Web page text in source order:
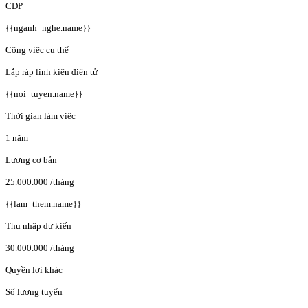
CDP
{{nganh_nghe.name}}
Công việc cụ thể
Lắp ráp linh kiện điện tử
{{noi_tuyen.name}}
Thời gian làm việc
1 năm
Lương cơ bản
25.000.000 /tháng
{{lam_them.name}}
Thu nhập dự kiến
30.000.000 /tháng
Quyền lợi khác
Số lượng tuyển